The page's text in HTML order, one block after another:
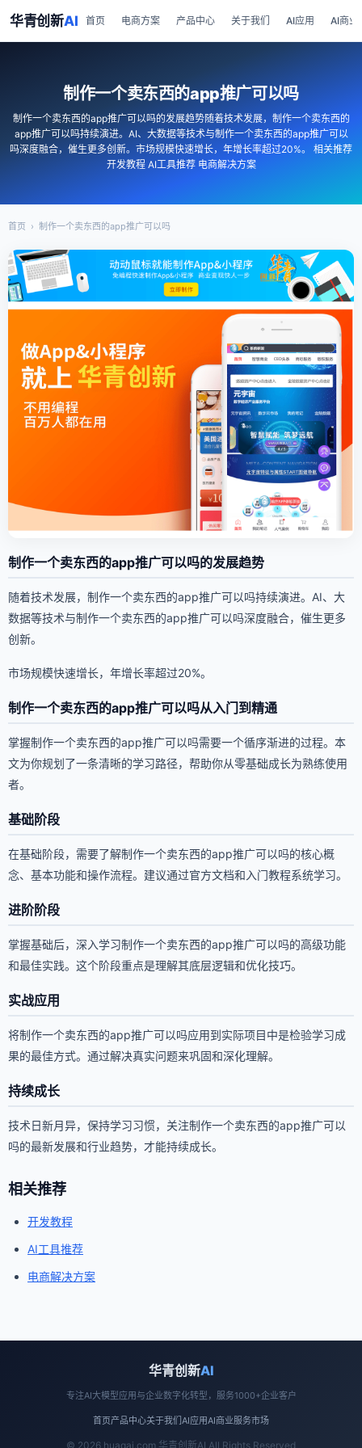
华青创新AI 首页 电商方案 产品中心 关于我们 AI应用 AI商业
制作一个卖东西的app推广可以吗
制作一个卖东西的app推广可以吗的发展趋势随着技术发展，制作一个卖东西的
app推广可以吗持续演进。AI、大数据等技术与制作一个卖东西的app推广可以
吗深度融合，催生更多创新。市场规模快速增长，年增长率超过20%。 相关推荐
开发教程 AI工具推荐 电商解决方案
首页 › 制作一个卖东西的app推广可以吗
制作一个卖东西的app推广可以吗的发展趋势
随着技术发展，制作一个卖东西的app推广可以吗持续演进。AI、大
数据等技术与制作一个卖东西的app推广可以吗深度融合，催生更多
创新。
市场规模快速增长，年增长率超过20%。
制作一个卖东西的app推广可以吗从入门到精通
掌握制作一个卖东西的app推广可以吗需要一个循序渐进的过程。本
文为你规划了一条清晰的学习路径，帮助你从零基础成长为熟练使用
者。
基础阶段
在基础阶段，需要了解制作一个卖东西的app推广可以吗的核心概
念、基本功能和操作流程。建议通过官方文档和入门教程系统学习。
进阶阶段
掌握基础后，深入学习制作一个卖东西的app推广可以吗的高级功能
和最佳实践。这个阶段重点是理解其底层逻辑和优化技巧。
实战应用
将制作一个卖东西的app推广可以吗应用到实际项目中是检验学习成
果的最佳方式。通过解决真实问题来巩固和深化理解。
持续成长
技术日新月异，保持学习习惯，关注制作一个卖东西的app推广可以
吗的最新发展和行业趋势，才能持续成长。
相关推荐
开发教程
AI工具推荐
电商解决方案
华青创新AI
专注AI大模型应用与企业数字化转型，服务1000+企业客户
首页产品中心关于我们 AI应用AI商业服务市场
© 2026 huaqai.com 华青创新AI All Rights Reserved